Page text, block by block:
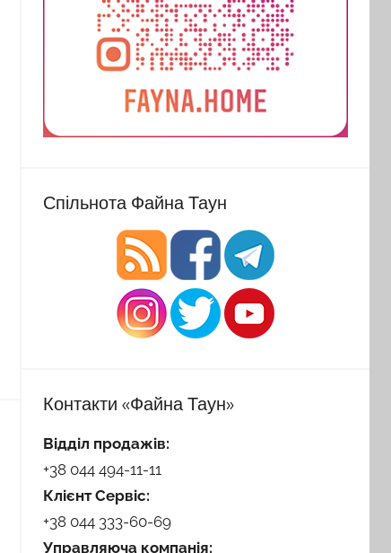
Спільнота Файна Таун
Контакти «Файна Таун»
Відділ продажів:
+38 044 494-11-11
Клієнт Сервіс:
+38 044 333-60-69
Управляюча компанія: